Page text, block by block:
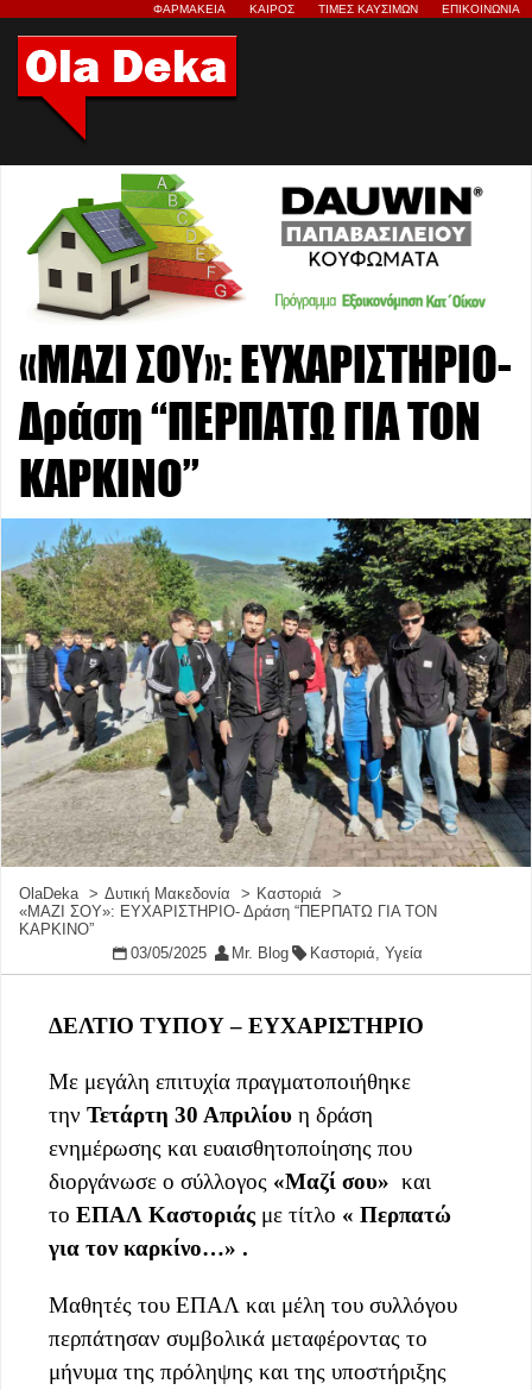
ΦΑΡΜΑΚΕΙΑ ΚΑΙΡΟΣ ΤΙΜΕΣ ΚΑΥΣΙΜΩΝ ΕΠΙΚΟΙΝΩΝΙΑ
«ΜΑΖΙ ΣΟΥ»: ΕΥΧΑΡΙΣΤΗΡΙΟ-
Δράση “ΠΕΡΠΑΤΩ ΓΙΑ ΤΟΝ
ΚΑΡΚΙΝΟ”
OlaDeka Δυτική Μακεδονία
Καστοριά
«ΜΑΖΙ ΣΟΥ»: ΕΥΧΑΡΙΣΤΗΡΙΟ- Δράση “ΠΕΡΠΑΤΩ ΓΙΑ ΤΟΝ
ΚΑΡΚΙΝΟ”
03/05/2025
Mr. Blog Καστοριά ,Υγεία
ΔΕΛΤΙΟ ΤΥΠΟΥ – ΕΥΧΑΡΙΣΤΗΡΙΟ
Με μεγάλη επιτυχία πραγματοποιήθηκε
την Τετάρτη 30 Απριλίου η δράση
ενημέρωσης και ευαισθητοποίησης που
διοργάνωσε ο σύλλογος «Μαζί σου» και
το ΕΠΑΛ Καστοριάς με τίτλο « Περπατώ
για τον καρκίνο…» .
Μαθητές του ΕΠΑΛ και μέλη του συλλόγου
περπάτησαν συμβολικά μεταφέροντας το
μήνυμα της πρόληψης και της υποστήριξης